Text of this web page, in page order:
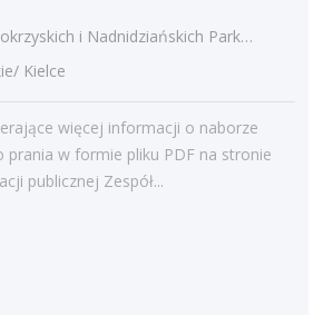
Parków Krajobrazowych w Kielcach, ul. Łódzka 244 Kielce
Kielce
więcej informacji o naborze
prania w formie pliku PDF na stronie
publicznej Zespół...